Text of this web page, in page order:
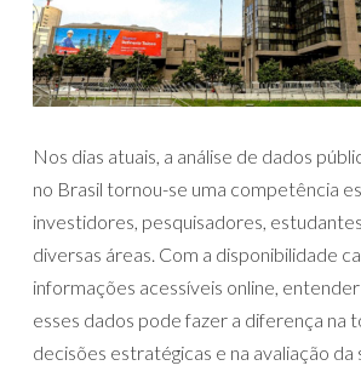
Nos dias atuais, a análise de dados
no Brasil tornou-se uma competência
investidores, pesquisadores,
diversas áreas. Com a disponibilidade
informações acessíveis online,
esses dados pode fazer a diferença na
decisões estratégicas e na avaliação da